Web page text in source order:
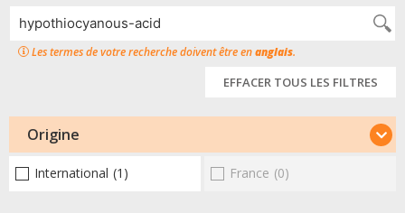
Les termes de votre recherche doivent être enanglais.
EFFACER TOUS LES FILTRES
Origine
International (1) France (0)